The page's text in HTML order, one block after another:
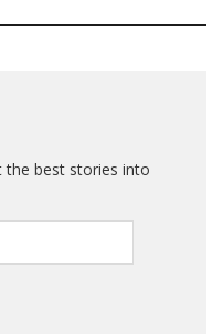
the best stories into